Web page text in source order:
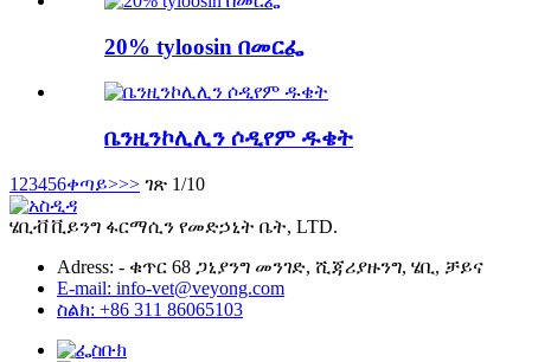
20% tyloosin በመርፌ
ቤንዚንኮሊሊን ሶዲየም ዱቄት
1 23456ቀጣይ>>> ገጽ 1/10
ሄቢቭ ቪይንግ ፋርማሲን የመድኃኒት ቤት, LTD.
Adress: - ቁጥር 68 ጋኒያንግ መንገድ, ሺጃሪያዙንግ, ሄቢ, ቻይና
E-mail: info-vet@veyong.com
ስልክ: +86 311 86065103